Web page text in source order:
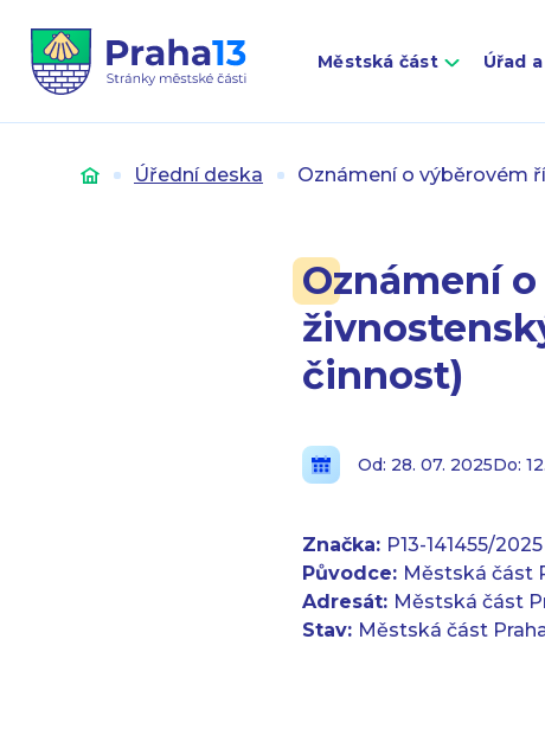
Městská část Úřad
Úvod Úřední deska Oznámení o výběrovém
Oznámení
činnost)
Od: 28. 07. 2025Do:
Značka: P13-141455/
Původce: Městská část
Adresát: Městská část
Stav: Městská část